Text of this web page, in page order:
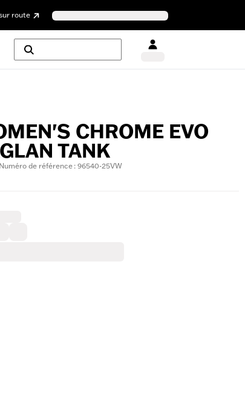
route
CHROME EVO
TANK
de référence : 96540-25VW